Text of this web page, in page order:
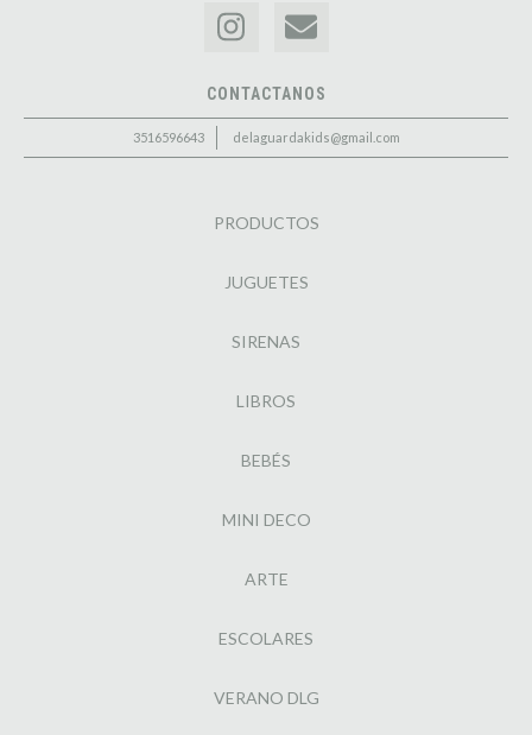
CONTACTANOS
3516596643 delaguardakids@gmail.com
PRODUCTOS
JUGUETES
SIRENAS
LIBROS
BEBÉS
MINI DECO
ARTE
ESCOLARES
VERANO DLG